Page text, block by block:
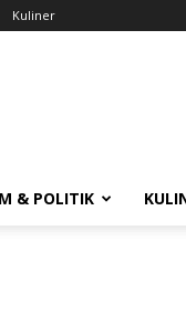
Kuliner
& POLITIK